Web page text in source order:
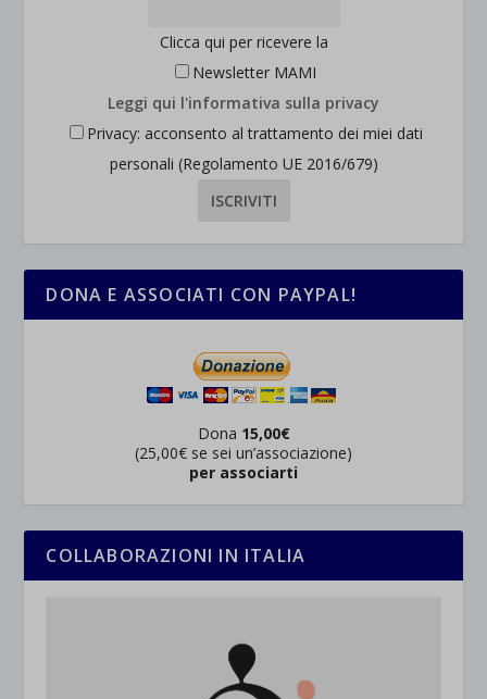
Clicca qui per ricevere la
Newsletter MAMI
Leggi qui l'informativa sulla privacy
Privacy: acconsento al trattamento dei miei dati
personali (Regolamento UE 2016/679)
DONA E ASSOCIATI CON PAYPAL!
Dona 15,00€
(25,00€ se sei un’associazione)
per associarti
COLLABORAZIONI IN ITALIA